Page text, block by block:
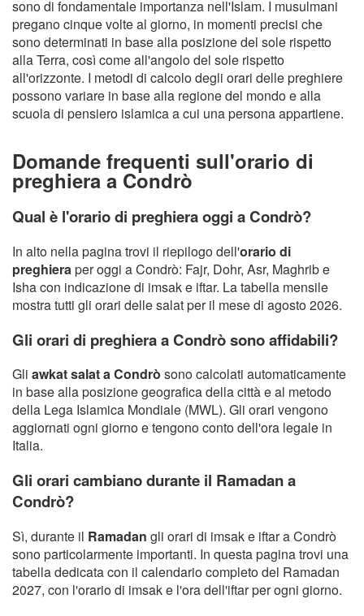
sono di fondamentale importanza nell'Islam. I musulmani
pregano cinque volte al giorno, in momenti precisi che
sono determinati in base alla posizione del sole rispetto
alla Terra, così come all'angolo del sole rispetto
all'orizzonte. I metodi di calcolo degli orari delle preghiere
possono variare in base alla regione del mondo e alla
scuola di pensiero islamica a cui una persona appartiene.
Domande frequenti sull'orario di
preghiera a Condrò
Qual è l'orario di preghiera oggi a Condrò?
In alto nella pagina trovi il riepilogo dell'orario di
preghieraper oggi a Condrò: Fajr, Dohr, Asr, Maghrib e
Isha con indicazione di imsak e iftar. La tabella mensile
mostra tutti gli orari delle salat per il mese di agosto 2026.
Gli orari di preghiera a Condrò sono affidabili?
Gli awkat salat a Condrò sono calcolati automaticamente
in base alla posizione geografica della città e al metodo
della Lega Islamica Mondiale (MWL). Gli orari vengono
aggiornati ogni giorno e tengono conto dell'ora legale in
Italia.
Gli orari cambiano durante il Ramadan a
Condrò?
Sì, durante il Ramadan gli orari di imsak e iftar a Condrò
sono particolarmente importanti. In questa pagina trovi una
tabella dedicata con il calendario completo del Ramadan
2027, con l'orario di imsak e l'ora dell'iftar per ogni giorno.